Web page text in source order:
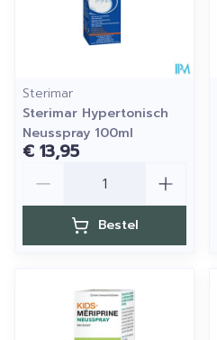
Sterimar
Sterimar Hypertonisch
Neusspray 100ml
€ 13,95
Bestel